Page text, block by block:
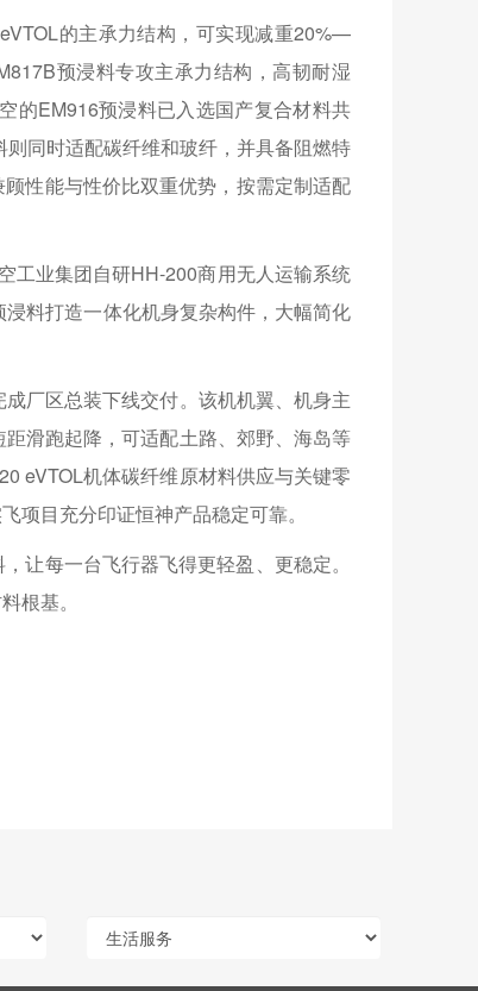
的主承力结构，可实现减重20%—
预浸料专攻主承力结构，高韧耐湿
的EM916预浸料已入选国产复合材料共
同时适配碳纤维和玻纤，并具备阻燃特
性能与性价比双重优势，按需定制适配
工业集团自研HH-200商用无人运输系统
料打造一体化机身复杂构件，大幅简化
厂区总装下线交付。该机机翼、机身主
滑跑起降，可适配土路、郊野、海岛等
eVTOL机体碳纤维原材料供应与关键零
项目充分印证恒神产品稳定可靠。
让每一台飞行器飞得更轻盈、更稳定。
根基。